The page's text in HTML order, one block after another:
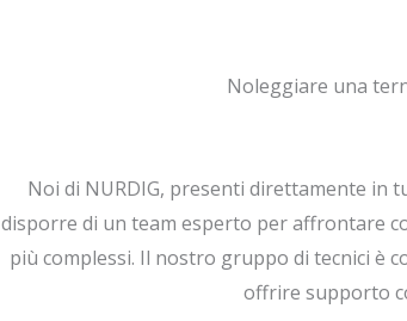
Noleggiare una
Noi di NURDIG, presenti direttamente in
disporre di un team esperto per affrontare
più complessi. Il nostro gruppo di tecnici è
offrire supporto